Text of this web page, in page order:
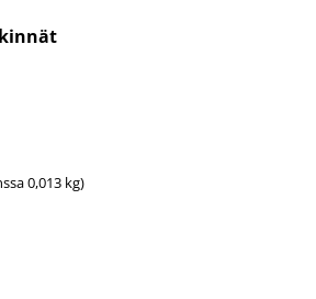
0,013 kg)